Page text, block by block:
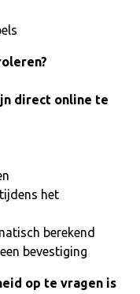
direct online te
het
berekend
bevestiging
op te vragen is